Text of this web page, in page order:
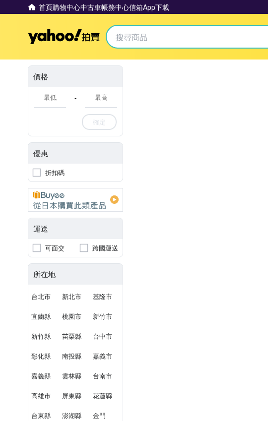
首頁購物中心中古車帳務中心信箱App下載
Yahoo拍賣
價格
-
確定
優惠
折扣碼
運送
可面交 跨國運送
所在地
台北市 新北市 基隆市
宜蘭縣 桃園市 新竹市
新竹縣 苗栗縣 台中市
彰化縣 南投縣 嘉義市
嘉義縣 雲林縣 台南市
高雄市 屏東縣 花蓮縣
台東縣 澎湖縣 金門